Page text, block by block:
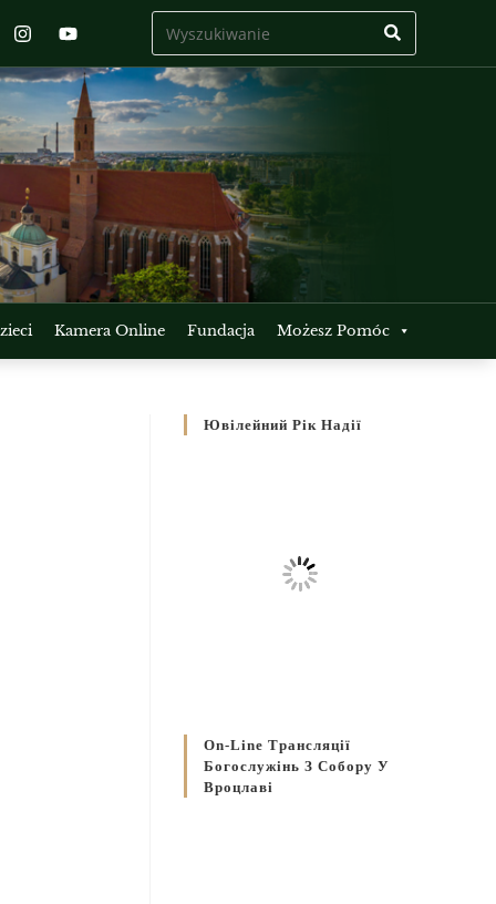
Kamera Online Fundacja Możesz Pomóc
Ювілейний Рік Надії
On-Line Трансляції
Богослужінь З Собору У
Вроцлаві